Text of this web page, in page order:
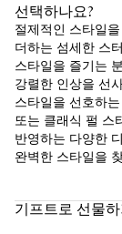
선택하나요?
절제적인 스타일
더하는 섬세한 스
스타일을 즐기는
강렬한 인상을 선
스타일을 선호하
또는 클래식 펄 스
반영하는 다양한
완벽한 스타일을
기프트로 선물